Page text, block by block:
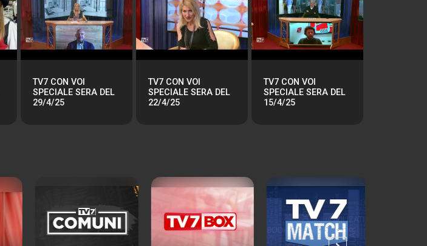
TV7 CON VOI
SPECIALE SERA DEL
29/4/25
TV7 CON VOI
SPECIALE SERA DEL
22/4/25
TV7 CON VOI
SPECIALE SERA DEL
15/4/25